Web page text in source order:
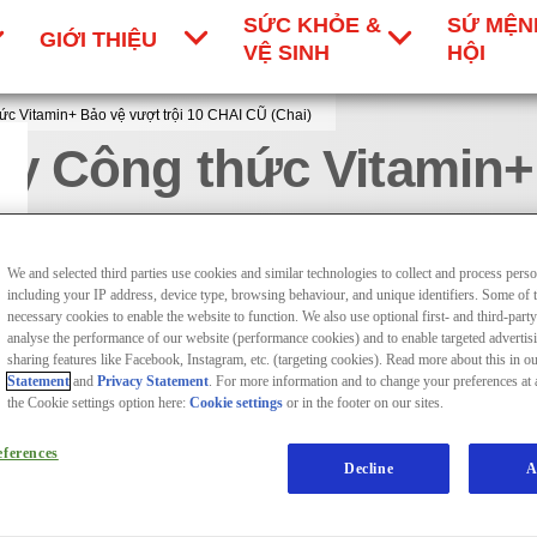
GIỚI THIỆU
SỨC KHỎE &
VỆ SINH
SỨ
HỘI
Vitamin+ Bảo vệ vượt trội 10 CHAI CŨ (Chai)
Công thức
Không
có
xếp
hạng
Viết nhận xét Đặt một câu hỏi
Bảo vệ vượt trội 10 (Chai 800g) khỏi 99,9% vi khuẩn, sạch
We and selected third parties use cookies and similar technologies to collect and process
including your IP address, device type, browsing behaviour, and unique identifiers. Some of
necessary cookies to enable the website to function. We also use optional first- and third-
analyse the performance of our website (performance cookies) and to enable targeted
sharing features like Facebook, Instagram, etc. (targeting cookies). Read more about this in
Statement and Privacy Statement . For more information and to change your preferences
the Cookie settings option here: Cookie settings or in the footer on our sites.
Decline